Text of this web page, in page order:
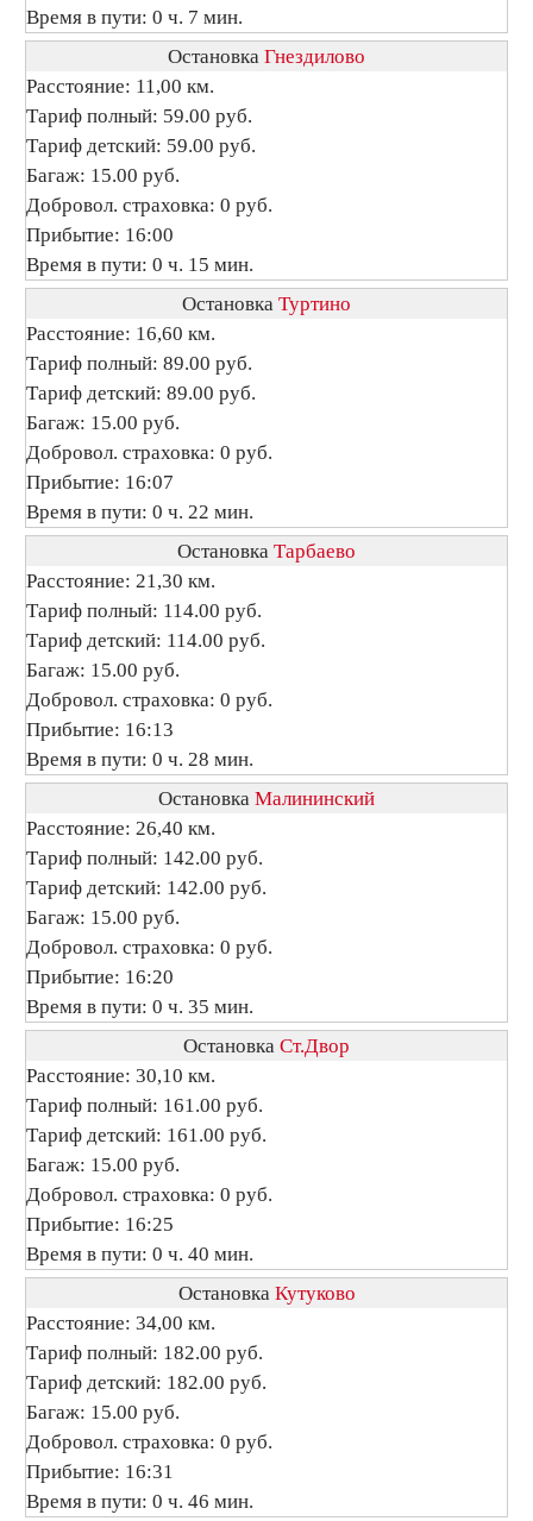
Время в пути: 0 ч. 7 мин.
Остановка Гнездилово
Расстояние: 11,00 км.
Тариф полный: 59.00 руб.
Тариф детский: 59.00 руб.
Багаж: 15.00 руб.
Добровол. страховка: 0 руб.
Прибытие: 16:00
Время в пути: 0 ч. 15 мин.
Остановка Туртино
Расстояние: 16,60 км.
Тариф полный: 89.00 руб.
Тариф детский: 89.00 руб.
Багаж: 15.00 руб.
Добровол. страховка: 0 руб.
Прибытие: 16:07
Время в пути: 0 ч. 22 мин.
Остановка Тарбаево
Расстояние: 21,30 км.
Тариф полный: 114.00 руб.
Тариф детский: 114.00 руб.
Багаж: 15.00 руб.
Добровол. страховка: 0 руб.
Прибытие: 16:13
Время в пути: 0 ч. 28 мин.
Остановка Малининский
Расстояние: 26,40 км.
Тариф полный: 142.00 руб.
Тариф детский: 142.00 руб.
Багаж: 15.00 руб.
Добровол. страховка: 0 руб.
Прибытие: 16:20
Время в пути: 0 ч. 35 мин.
Остановка Ст.Двор
Расстояние: 30,10 км.
Тариф полный: 161.00 руб.
Тариф детский: 161.00 руб.
Багаж: 15.00 руб.
Добровол. страховка: 0 руб.
Прибытие: 16:25
Время в пути: 0 ч. 40 мин.
Остановка Кутуково
Расстояние: 34,00 км.
Тариф полный: 182.00 руб.
Тариф детский: 182.00 руб.
Багаж: 15.00 руб.
Добровол. страховка: 0 руб.
Прибытие: 16:31
Время в пути: 0 ч. 46 мин.